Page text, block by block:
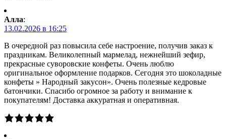
Алла:
13.02.2026 в 16:25
В очередной раз повысила себе настроение, получив заказ к
праздникам. Великолепный мармелад, нежнейший зефир,
прекрасные суворовские конфеты. Очень люблю
оригинальное оформление подарков. Сегодня это шоколадные
конфеты » Народный закусон». Очень полезные кедровые
батончики. Спасибо огромное за работу и внимание к
покупателям! Доставка аккуратная и оперативная.